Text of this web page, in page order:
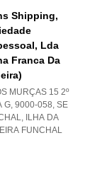
Shipping,
Lda
Franca Da
MURÇAS 15 2º
G, 9000-058, SE
, ILHA DA
FUNCHAL